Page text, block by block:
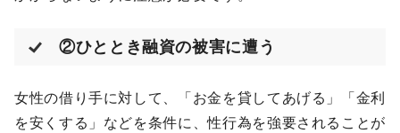
②ひととき融資の被害に遭う
女性の借り手に対して、「お金を貸してあげる」「金利
を安くする」などを条件に、性行為を強要されることが